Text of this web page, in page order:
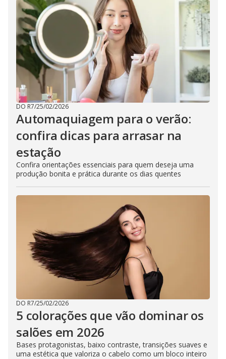
DO R7/25/02/2026
Automaquiagem para o verão:
confira dicas para arrasar na
estação
Confira orientações essenciais para quem deseja uma
produção bonita e prática durante os dias quentes
DO R7/25/02/2026
5 colorações que vão dominar os
salões em 2026
Bases protagonistas, baixo contraste, transições suaves e
uma estética que valoriza o cabelo como um bloco inteiro